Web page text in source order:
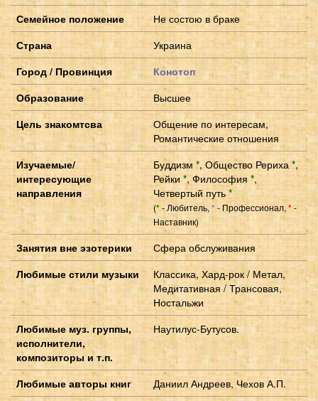
Семейное положение
Не состою в браке
Страна
Украина
Город / Провинция
Конотоп
Образование
Высшее
Цель знакомтсва
Общение по интересам,
Романтические отношения
Изучаемые/
интересующие
направления
Буддизм *, Общество Рериха *,
Рейки*,Философия *,
Четвертый путь *
(*- Любитель, * - Профессионал, *-
Наставник)
Занятия вне эзотерики
Сфера обслуживания
Любимые стили музыки
Классика, Хард-рок / Метал,
Медитативная / Трансовая,
Ностальжи
Любимые муз. группы,
исполнители,
композиторы и т.п.
Наутилус-Бутусов.
Любимые авторы книг
Даниил Андреев, Чехов А.П.